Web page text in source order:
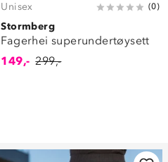
Unisex (0)
Stormberg
Fagerhei superundertøysett
149,- 299,-